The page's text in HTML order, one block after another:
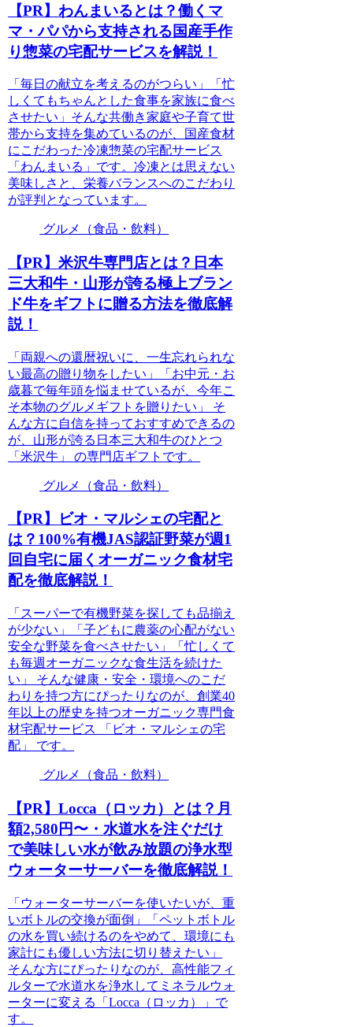
【PR】わんまいるとは？働くマ
マ・パパから支持される国産手作
り惣菜の宅配サービスを解説！
「毎日の献立を考えるのがつらい」「忙
しくてもちゃんとした食事を家族に食べ
させたい」そんな共働き家庭や子育て世
帯から支持を集めているのが、国産食材
にこだわった冷凍惣菜の宅配サービス
「わんまいる」です。冷凍とは思えない
美味しさと、栄養バランスへのこだわり
が評判となっています。
グルメ（食品・飲料）
【PR】米沢牛専門店とは？日本
三大和牛・山形が誇る極上ブラン
ド牛をギフトに贈る方法を徹底解
説！
「両親への還暦祝いに、一生忘れられな
い最高の贈り物をしたい」「お中元・お
歳暮で毎年頭を悩ませているが、今年こ
そ本物のグルメギフトを贈りたい」 そ
んな方に自信を持っておすすめできるの
が、山形が誇る日本三大和牛のひとつ
「米沢牛」 の専門店ギフトです。
グルメ（食品・飲料）
【PR】ビオ・マルシェの宅配と
は？100%有機JAS認証野菜が週1
回自宅に届くオーガニック食材宅
配を徹底解説！
「スーパーで有機野菜を探しても品揃え
が少ない」「子どもに農薬の心配がない
安全な野菜を食べさせたい」「忙しくて
も毎週オーガニックな食生活を続けた
い」 そんな健康・安全・環境へのこだ
わりを持つ方にぴったりなのが、創業40
年以上の歴史を持つオーガニック専門食
材宅配サービス 「ビオ・マルシェの宅
配」 です。
グルメ（食品・飲料）
【PR】Locca（ロッカ）とは？月
額2,580円〜・水道水を注ぐだけ
で美味しい水が飲み放題の浄水型
ウォーターサーバーを徹底解説！
「ウォーターサーバーを使いたいが、重
いボトルの交換が面倒」「ペットボトル
の水を買い続けるのをやめて、環境にも
家計にも優しい方法に切り替えたい」
そんな方にぴったりなのが、高性能フィ
ルターで水道水を浄水してミネラルウォ
ーターに変える「Locca（ロッカ）」で
す。